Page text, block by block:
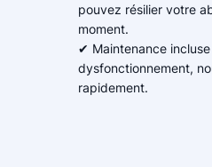
pouvez résilier votre
moment.
✔ Maintenance
dysfonctionnement,
rapidement.